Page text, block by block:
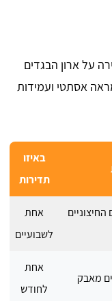
על ארון הבגדים
אסתטי ועמידות
באיזו
תדירות
אחת
לשבועיים
מאבק
אחת
לחודש